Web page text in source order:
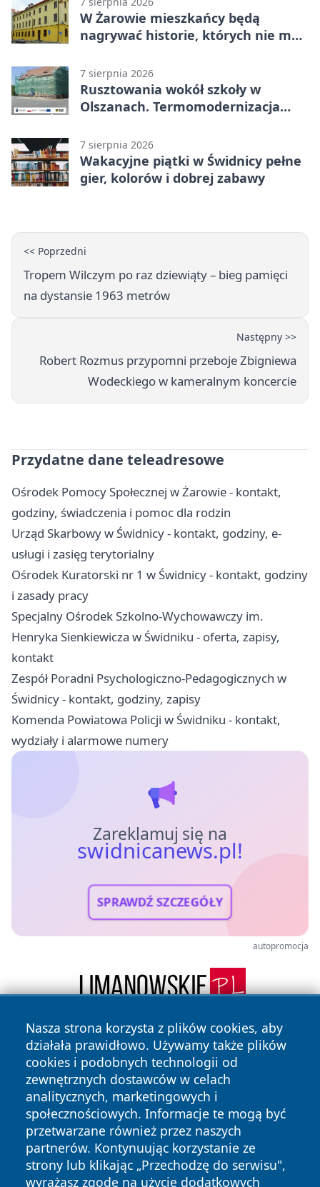
W Żarowie mieszkańcy będą
nagrywać historie, których nie ma
7 sierpnia 2026
Rusztowania wokół szkoły w
Olszanach. Termomodernizacja
7 sierpnia 2026
Wakacyjne piątki w Świdnicy pełne
gier, kolorów i dobrej zabawy
<< Poprzedni
Tropem Wilczym po raz dziewiąty – bieg pamięci
na dystansie 1963 metrów
Następny >>
Robert Rozmus przypomni przeboje Zbigniewa
Wodeckiego w kameralnym koncercie
Przydatne dane teleadresowe
Ośrodek Pomocy Społecznej w Żarowie - kontakt,
godziny, świadczenia i pomoc dla rodzin
Urząd Skarbowy w Świdnicy - kontakt, godziny, e-
usługi i zasięg terytorialny
Ośrodek Kuratorski nr 1 w Świdnicy - kontakt, godziny
i zasady pracy
Specjalny Ośrodek Szkolno-Wychowawczy im.
Henryka Sienkiewicza w Świdniku - oferta, zapisy,
kontakt
Zespół Poradni Psychologiczno-Pedagogicznych w
Świdnicy - kontakt, godziny, zapisy
Komenda Powiatowa Policji w Świdniku - kontakt,
wydziały i alarmowe numery
Zareklamuj się na
swidnicanews.pl!
SPRAWDŹ SZCZEGÓŁY
autopromocja
Nasza strona korzysta z plików cookies, aby
działała prawidłowo. Używamy także plików
cookies i podobnych technologii od
zewnętrznych dostawców w celach
analitycznych, marketingowych i
społecznościowych. Informacje te mogą być
przetwarzane również przez naszych
partnerów. Kontynuując korzystanie ze
strony lub klikając „Przechodzę do serwisu",
wyrażasz zgodę na użycie dodatkowych
Copyright © 2026 swidnicanews.pl Wszystkie prawa
zastrzeżone.